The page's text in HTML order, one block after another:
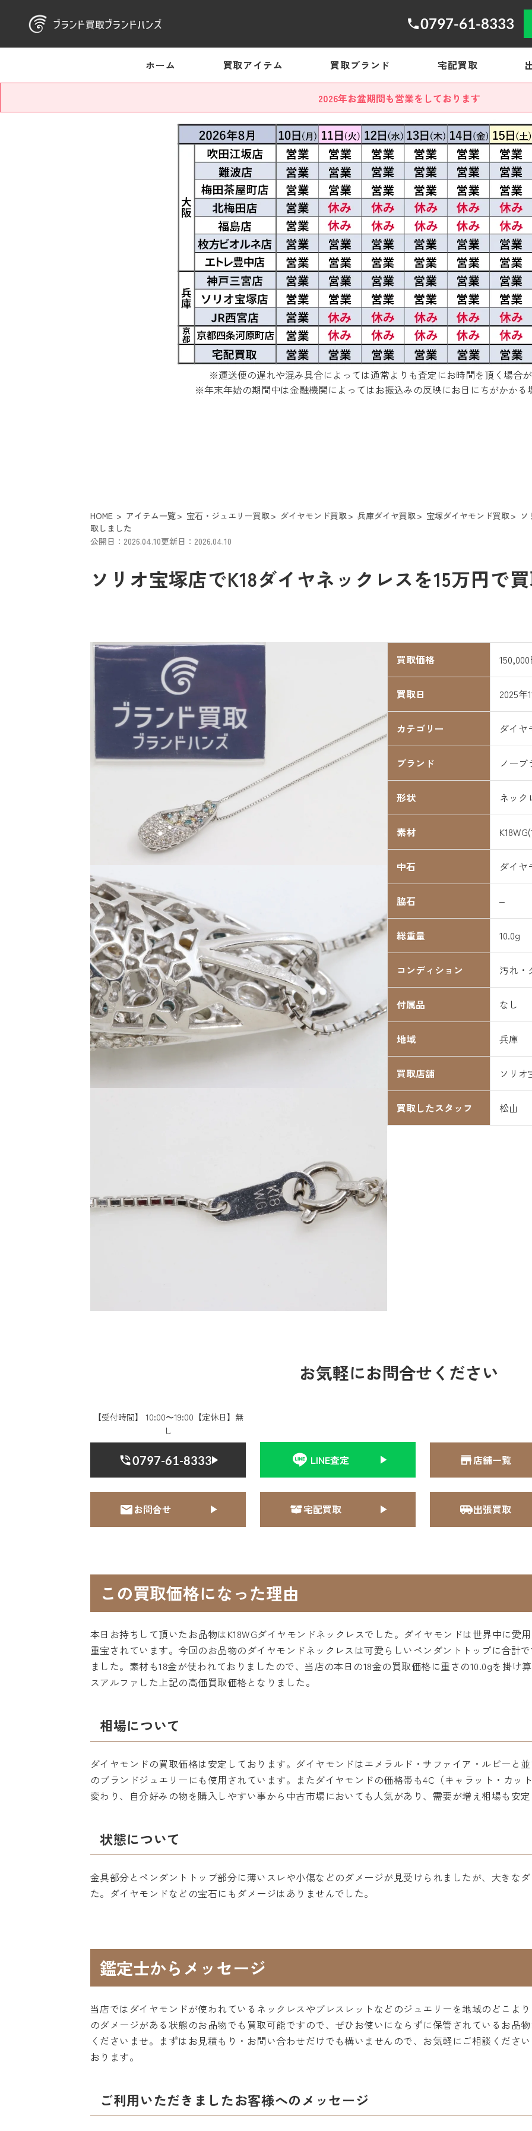
0797-61-8333
ホーム 買取アイテム 買取ブランド 宅配買取
2026年お盆期間も営業をしております
※運送便の遅れや混み具合によっては通常よりも査定にお時間を頂く場合
※年末年始の期間中は金融機関によってはお振込みの反映にお日にちがかかる
HOME アイテム一覧 宝石・ジュエリー買取 ダイヤモンド買取 兵庫ダイヤ買取 宝塚ダイヤモンド買取
ソ
取しました
公開日：2026.04.10更新日：2026.04.10
ソリオ宝塚店でK18ダイヤネックレスを15万円で
買取価格
買取日 2025年
カテゴリー ダイヤ
ブランド ノーブ
形状 ネック
素材
中石 ダイヤ
脇石 –
総重量 10.0g
コンディション 汚れ・
付属品 なし
地域 兵庫
買取店舗 ソリオ
買取したスタッフ 松山
お気軽にお問合せください
【受付時間】 10:00〜19:00【定休日】無
し
0797-61-8333 LINE査定 店舗一覧
お問合せ 宅配買取 出張買取
この買取価格になった理由
本日お持ちして頂いたお品物はK18WGダイヤモンドネックレスでした。ダイヤモンドは世界中に愛
重宝されています。今回のお品物のダイヤモンドネックレスは可愛らしいペンダントトップに合計
ました。素材も18金が使われておりましたので、当店の本日の18金の買取価格に重さの10.0gを掛け
スアルファした上記の高価買取価格となりました。
相場について
ダイヤモンドの買取価格は安定しております。ダイヤモンドはエメラルド・サファイア・ルビーと
のブランドジュエリーにも使用されています。またダイヤモンドの価格帯も4C（キャラット・カッ
変わり、自分好みの物を購入しやすい事から中古市場においても人気があり、需要が増え相場も安
状態について
金具部分とペンダントトップ部分に薄いスレや小傷などのダメージが見受けられましたが、大きな
た。ダイヤモンドなどの宝石にもダメージはありませんでした。
鑑定士からメッセージ
当店ではダイヤモンドが使われているネックレスやブレスレットなどのジュエリーを地域のどこよ
のダメージがある状態のお品物でも買取可能ですので、ぜひお使いにならずに保管されているお品
くださいませ。まずはお見積もり・お問い合わせだけでも構いませんので、お気軽にご相談くださ
おります。
ご利用いただきましたお客様へのメッセージ